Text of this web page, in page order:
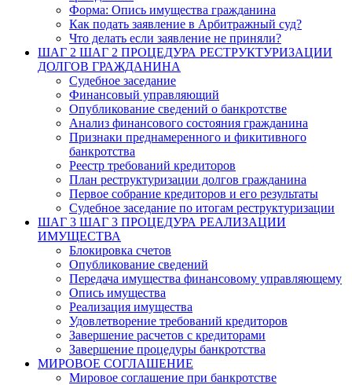
Форма: Опись имущества гражданина
Как подать заявление в Арбитражный суд?
Что делать если заявление не приняли?
ШАГ 2 ШАГ 2 ПРОЦЕДУРА РЕСТРУКТУРИЗАЦИИ
ДОЛГОВ ГРАЖДАНИНА
Судебное заседание
Финансовый управляющий
Опубликование сведений о банкротстве
Анализ финансового состояния гражданина
Признаки преднамеренного и фикитивного
банкротства
Реестр требований кредиторов
План реструктуризации долгов гражданина
Первое собрание кредиторов и его результаты
Судебное заседание по итогам реструктуризации
ШАГ 3 ШАГ 3 ПРОЦЕДУРА РЕАЛИЗАЦИИ
ИМУЩЕСТВА
Блокировка счетов
Опубликование сведений
Передача имущества финансовому управляющему
Опись имущества
Реализация имущества
Удовлетворение требований кредиторов
Завершение расчетов с кредиторами
Завершение процедуры банкротства
МИРОВОЕ СОГЛАШЕНИЕ
Мировое соглашение при банкротстве